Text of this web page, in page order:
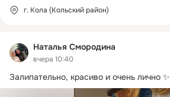
Наталья Смородина
вчера 10:40
Залипательно, красиво и очень лично ✨
г. Кола (Кольский район)